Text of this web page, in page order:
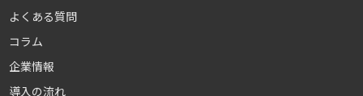
よくある質問
コラム
企業情報
導入の流れ